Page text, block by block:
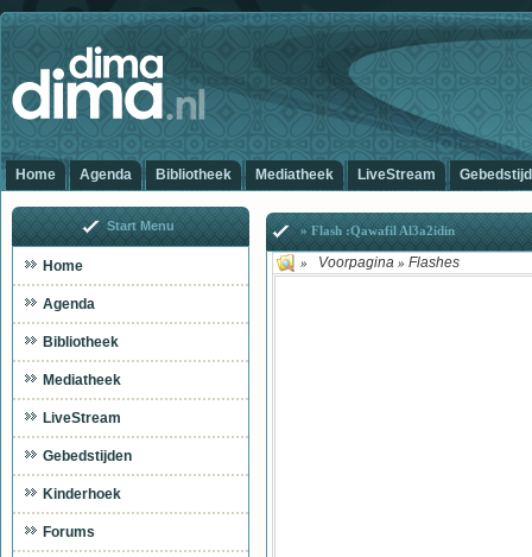
Home Agenda Bibliotheek Mediatheek LiveStream
» Flash :Qawafil Al3a2idin
» Voorpagina » Flashes
Start Menu
Home
Agenda
Bibliotheek
Mediatheek
LiveStream
Gebedstijden
Kinderhoek
Forums